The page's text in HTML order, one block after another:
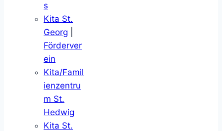
s
Kita St.
Georg
Förderver
ein
Kita/Famil
ienzentru
m St.
Hedwig
Kita St.